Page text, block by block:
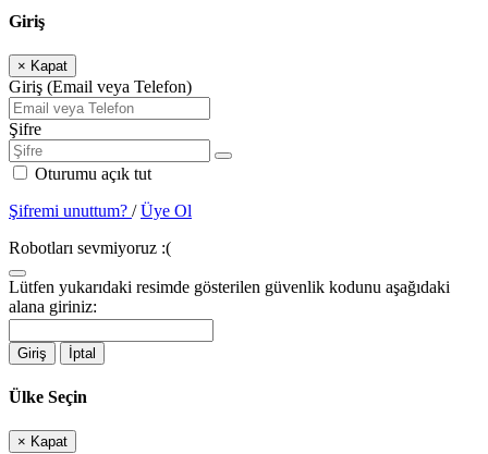
Giriş
× Kapat
Giriş (Email veya Telefon)
Şifre
Oturumu açık tut
Şifremi unuttum? /Üye Ol
Robotları sevmiyoruz :(
Lütfen yukarıdaki resimde gösterilen güvenlik kodunu aşağıdaki
alana giriniz:
Giriş İptal
Ülke Seçin
× Kapat